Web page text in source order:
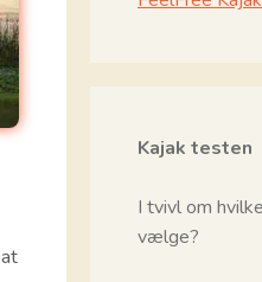
Kajak testen
I tvivl om
vælge?